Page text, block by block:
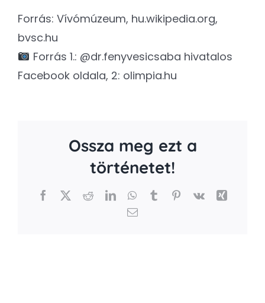
Forrás: Vívómúzeum, hu.wikipedia.org,
bvsc.hu
Forrás 1.: @dr.fenyvesicsaba hivatalos
Facebook oldala, 2: olimpia.hu
Ossza meg ezt a
történetet!
Facebook RedditLinkedInWhatsApp
TumblrPinterest
Vk
Xing
Email